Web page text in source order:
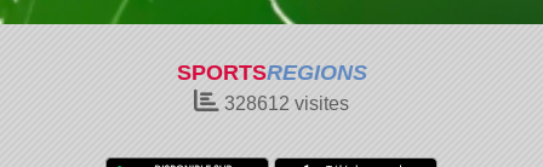
SPORTSREGIONS
328612 visites